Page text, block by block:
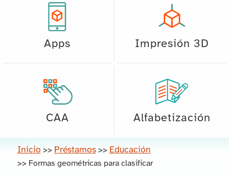
Apps Impresión 3D
CAA Alfabetización
Inicio >> Préstamos >> Educación
>> Formas geométricas para clasificar